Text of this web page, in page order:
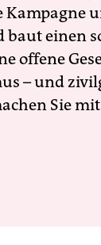
baut einen
offene
– und
Sie